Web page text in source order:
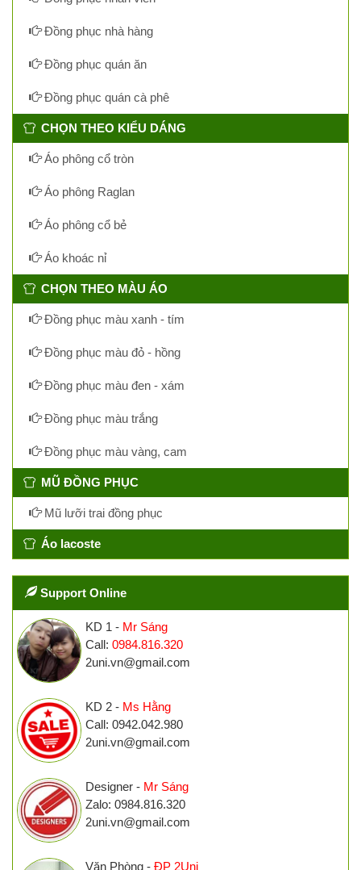
Đồng phục nhà hàng
Đồng phục quán ăn
Đồng phục quán cà phê
CHỌN THEO KIỂU DÁNG
Áo phông cổ tròn
Áo phông Raglan
Áo phông cổ bẻ
Áo khoác nỉ
CHỌN THEO MÀU ÁO
Đồng phục màu xanh - tím
Đồng phục màu đỏ - hồng
Đồng phục màu đen - xám
Đồng phục màu trắng
Đồng phục màu vàng, cam
MŨ ĐỒNG PHỤC
Mũ lưỡi trai đồng phục
Áo lacoste
Support Online
KD 1 - Mr Sáng
Call: 0984.816.320
2uni.vn@gmail.com
KD 2 - Ms Hằng
Call: 0942.042.980
2uni.vn@gmail.com
Designer - Mr Sáng
Zalo: 0984.816.320
2uni.vn@gmail.com
Văn Phòng - ĐP 2Uni